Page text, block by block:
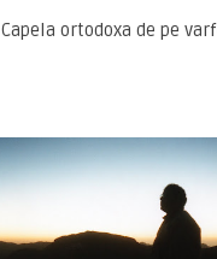
Capela ortodoxa de pe